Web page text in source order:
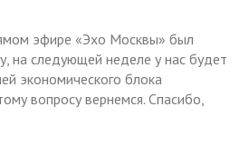
эфире «Эхо Москвы» был
на следующей неделе у нас будет
экономического блока
вопросу вернемся. Спасибо,